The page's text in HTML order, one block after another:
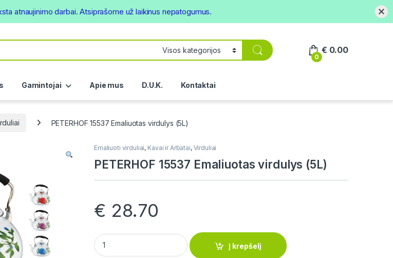
0
€ 0.00
Gamintojai Apie mus D.U.K. Kontaktai
PETERHOF 15537 Emaliuotas virdulys (5L)
Emaliuoti virduliai, Kavai ir Arbatai, Virduliai
PETERHOF 15537 Emaliuotas virdulys (5L)
€ 28.70
PETERHOF 15537 Emaliuotas virdulys (5L) quantity
Į krepšelį
atnaujinimo darbai. Atsiprašome už laikinus nepatogumus.